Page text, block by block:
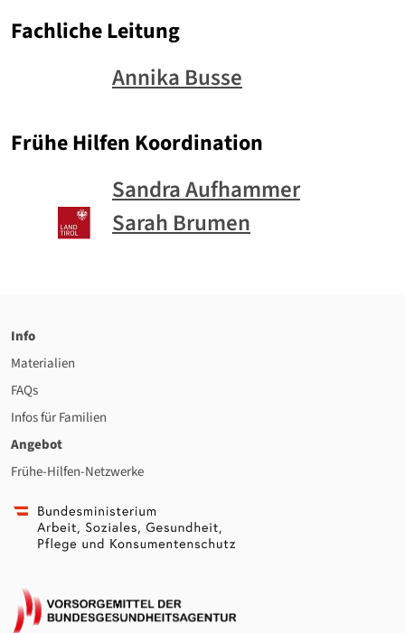
Fachliche Leitung
Annika Busse
Frühe Hilfen Koordination
Sandra Aufhammer
Sarah Brumen
Info
Materialien
FAQs
Infos für Familien
Angebot
Frühe-Hilfen-Netzwerke